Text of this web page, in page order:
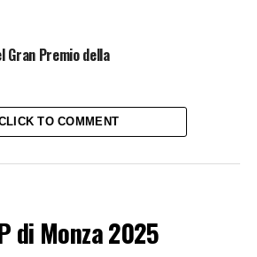
Gran Premio della
TO COMMENT
di Monza 2025